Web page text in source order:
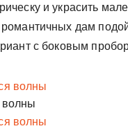
и украсить
дам
с боковым